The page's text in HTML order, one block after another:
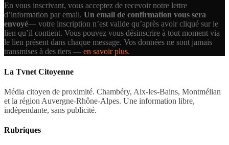
En vous inscrivant, vous acceptez de recevoir notre lettre
d’information par email. Un email de confirmation vous sera
envoyé— votre inscription n’est valide qu’après avoir cliqué sur le
lien qu’il contient. Vous pouvez vous désinscrire à tout moment via
le lien présent dans chaque message. Vos données ne sont jamais
transmises à des tiers — en savoir plus.
La Tvnet Citoyenne
Média citoyen de proximité. Chambéry, Aix-les-Bains, Montmélian
et la région Auvergne-Rhône-Alpes. Une information libre,
indépendante, sans publicité.
Rubriques